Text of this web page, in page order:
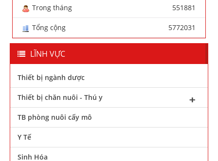
Trong tháng 551881
Tổng cộng 5772031
LĨNH VỰC
Thiết bị ngành dược
Thiết bị chăn nuôi - Thú y
TB phòng nuôi cấy mô
Y Tế
Sinh Hóa